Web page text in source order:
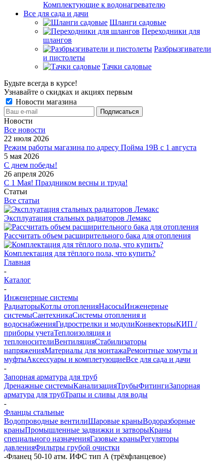
Комплектующие к водонагревателю
Все для сада и дачи
Шланги садовые
Переходники для
шлангов
Разбрызгиватели
и пистолеты
Тачки садовые
Будьте всегда в курсе!
Узнавайте о скидках и акциях первым
Новости магазина
Новости
Все новости
22 июля 2026
Режим работы магазина по адресу Пойма 19В с 1 августа
5 мая 2026
С днем победы!
26 апреля 2026
С 1 Мая! Праздником весны и труда!
Статьи
Все статьи
Эксплуатация стальных радиаторов Лемакс
Рассчитать объем расширительного бака для отопления
Комплектация для тёплого пола, что купить?
Главная
-
Каталог
-
Инженерные системы
РадиаторыКотлы отопленияНасосыИнженерные
системыСантехникаСистемы отопления и
водоснабженияГидрострелки и модулиКонвекторыКИП /
приборы учетаТеплоизоляция и
теплоносителиВентиляцияСтабилизаторы
напряженияМатериалы для монтажаРемонтные хомуты и
муфтыАксессуары и комплетующиеВсе для сада и дачи
-
Запорная арматура для труб
Дренажные системыКанализацияТрубыФитингиЗапорная
арматура для трубТрапы и сливы для воды
-
Фланцы стальные
Водопроводные вентилиШаровые краныВодоразборные
краныПромышленные задвижки и затворыКраны
специального назначенияГазовые краныРегуляторы
давленияФильтры грубой очистки
-Фланец 50-10 атм. ИФС тип А (трёхфланцевое)